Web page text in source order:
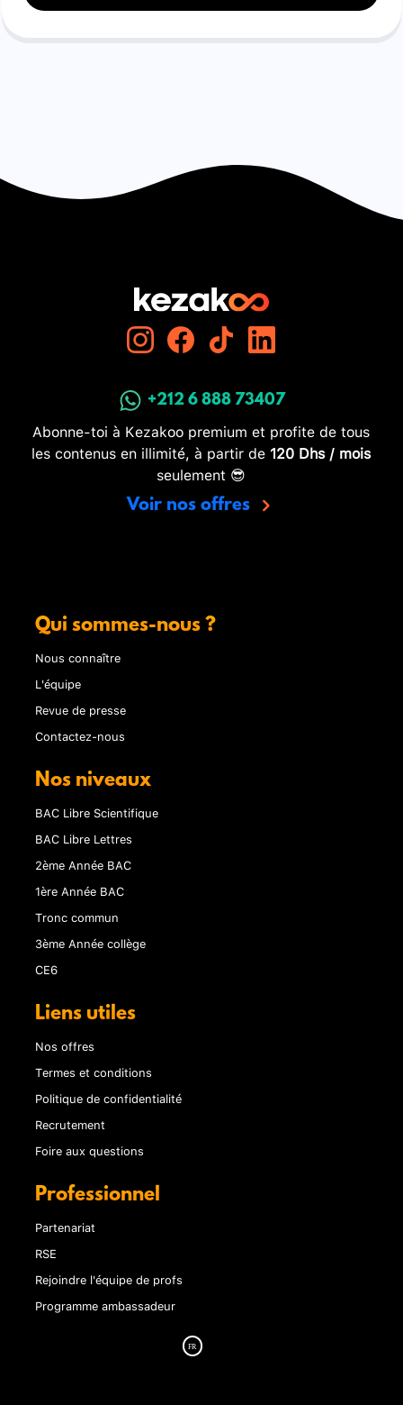
+212 6 888 73407
Abonne-toi à Kezakoo premium et profite de tous
les contenus en illimité, à partir de 120 Dhs / mois
seulement 😎
Voir nos offres
Qui sommes-nous ?
Nous connaître
L'équipe
Revue de presse
Contactez-nous
Nos niveaux
BAC Libre Scientifique
BAC Libre Lettres
2ème Année BAC
1ère Année BAC
Tronc commun
3ème Année collège
CE6
Liens utiles
Nos offres
Termes et conditions
Politique de confidentialité
Recrutement
Foire aux questions
Professionnel
Partenariat
RSE
Rejoindre l'équipe de profs
Programme ambassadeur